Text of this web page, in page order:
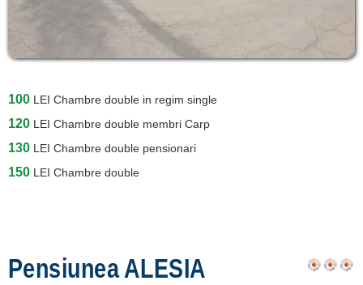
100 LEI Chambre double in regim single
120 LEI Chambre double membri Carp
130 LEI Chambre double pensionari
150 LEI Chambre double
Pensiunea ALESIA